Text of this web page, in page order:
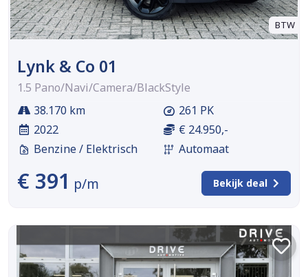
BTW
Lynk & Co 01
1.5 Pano/Navi/Camera/BlackStyle
38.170 km
2022
Benzine / Elektrisch
261 PK
€ 24.950,-
Automaat
€ 391 p/m Bekijk deal